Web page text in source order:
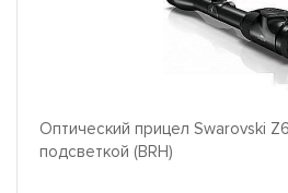
Оптический прицел Swarovski
подсветкой (BRH)